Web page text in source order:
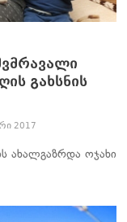
გახსნის
2017
ახალგაზრდა ოჯახი